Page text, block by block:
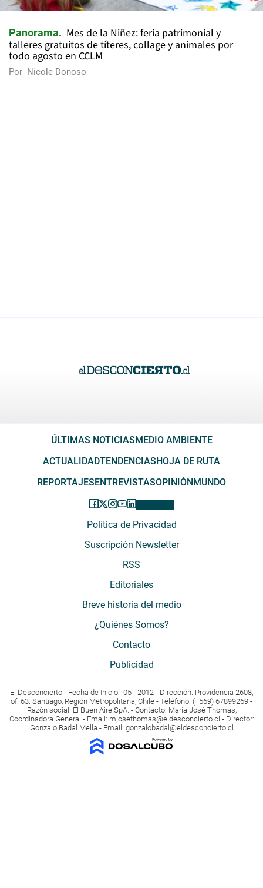
Panorama
Mes de la Niñez: feria patrimonial y
talleres gratuitos de títeres, collage y animales por
todo agosto en CCLM
Por Nicole Donoso
ÚLTIMAS NOTICIAS MEDIO AMBIENTE
ACTUALIDADTENDENCIAS HOJA DE RUTA
REPORTAJES ENTREVISTASOPINIÓN MUNDO
Política de Privacidad
Suscripción Newsletter
RSS
Editoriales
Breve historia del medio
¿Quiénes Somos?
Contacto
Publicidad
El Desconcierto - Fecha de Inicio: 05 - 2012 - Dirección: Providencia 2608,
of. 63. Santiago, Región Metropolitana, Chile - Teléfono: (+569) 67899269 -
Razón social: El Buen Aire SpA. - Contacto: María José Thomas,
Coordinadora General - Email: mjosethomas@eldesconcierto.cl - Director:
Gonzalo Badal Mella - Email: gonzalobadal@eldesconcierto.cl